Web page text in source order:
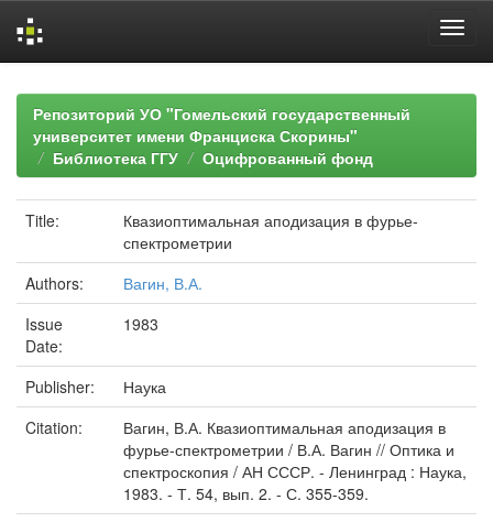
navigationРепозиторий УО "Гомельский государственный
университет имени Франциска Скорины"
Библиотека ГГУ
Оцифрованный фонд
Title:
Квазиоптимальная аподизация в фурье-
спектрометрии
Authors:
Вагин, В.А.
Issue
Date:
1983
Publisher:
Наука
Citation:
Вагин, В.А. Квазиоптимальная аподизация в
фурье-спектрометрии / В.А. Вагин // Оптика и
спектроскопия / АН СССР. - Ленинград : Наука,
1983. - Т. 54, вып. 2. - С. 355-359.